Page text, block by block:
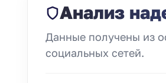
Анализ
Данные получены из
социальных сетей.